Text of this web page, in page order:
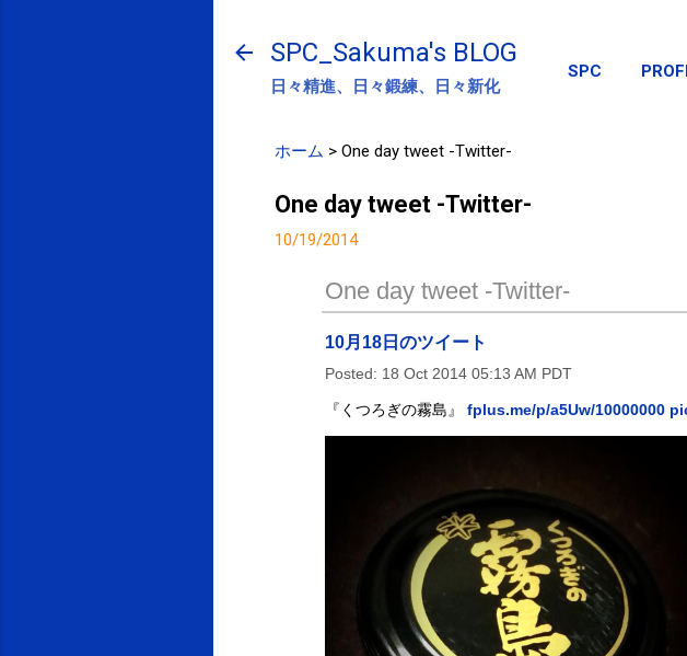
SPC_Sakuma's BLOG
日々精進、日々鍛練、日々新化
SPC
ホーム > One day tweet -Twitter-
One day tweet -Twitter-
10/19/2014
One day tweet -Twitter-
10月18日のツイート
Posted: 18 Oct 2014 05:13 AM PDT
『くつろぎの霧島』 fplus.me/p/a5Uw/10000000